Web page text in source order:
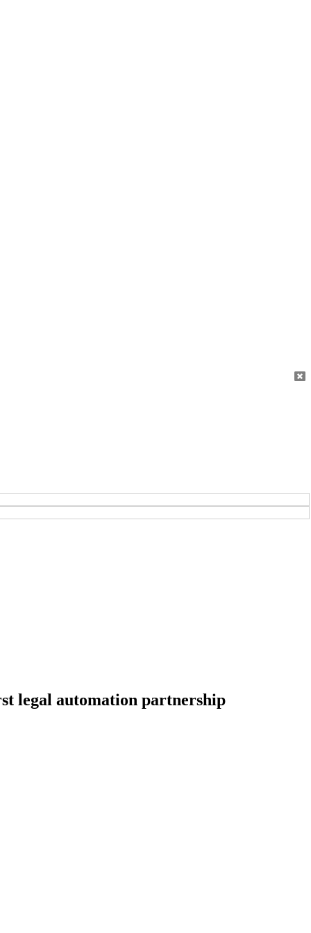
legal automation partnership